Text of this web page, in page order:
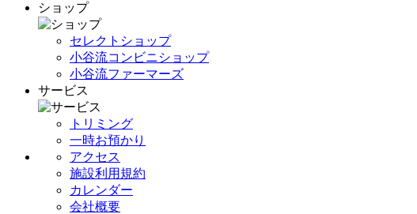
ショップ
セレクトショップ
小谷流コンビニショップ
小谷流ファーマーズ
サービス
トリミング
一時お預かり
アクセス
施設利用規約
カレンダー
会社概要